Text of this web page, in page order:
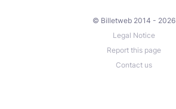
© Billetweb 2014 - 2026
Legal Notice
Report this page
Contact us